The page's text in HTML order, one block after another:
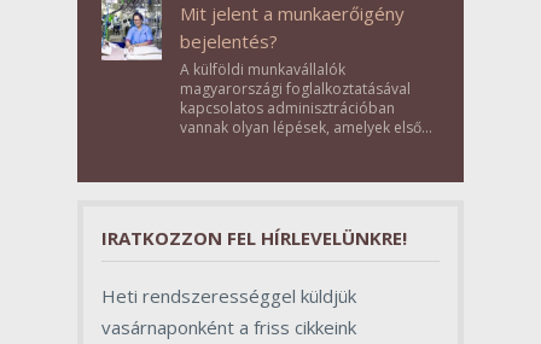
Mit jelent a munkaerőigény
bejelentés?
A külföldi munkavállalók
magyarországi foglalkoztatásával
kapcsolatos adminisztrációban
vannak olyan lépések, amelyek első
szerepet töltenek be az egész
IRATKOZZON FEL HÍRLEVELÜNKRE!
Heti rendszerességgel küldjük
vasárnaponként a friss cikkeink